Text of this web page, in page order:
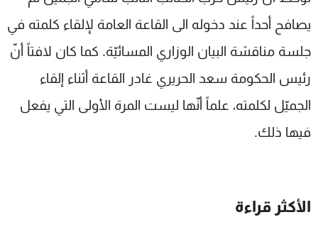
يصافح أحداً عند دخوله الى القاعة العامة لإلقاء كلمته في
جلسة مناقشة البيان الوزاري المسائيّة. كما كان لافتاً أنّ
رئيس الحكومة سعد الحريري غادر القاعة أثناء إلقاء
الجميّل لكلمته، علماً أنّها ليست المرة الأولى التي يفعل
فيها ذلك.
الأكثر قراءة
شاهد البرامج
الترددات
عن MTV
لاعلاناتكم
وظائف
شروط الإسـتخدام